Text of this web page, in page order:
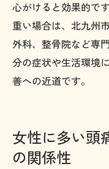
心がけると効果的で
重い場合は、北九州
外科、整骨院など専
分の症状や生活環境
善への近道です。
女性に多い頭
の関係性